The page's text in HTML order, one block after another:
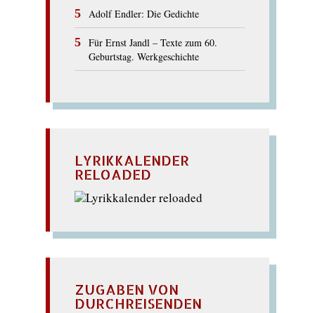
Adolf Endler: Die Gedichte
Für Ernst Jandl – Texte zum 60.
Geburtstag. Werkgeschichte
LYRIKKALENDER
RELOADED
ZUGABEN VON
DURCHREISENDEN